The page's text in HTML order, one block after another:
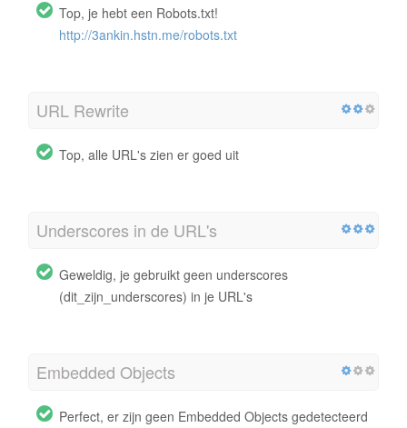
Top, je hebt een Robots.txt!
http://3ankin.hstn.me/robots.txt
URL Rewrite
Top, alle URL's zien er goed uit
Underscores in de URL's
Geweldig, je gebruikt geen underscores
(dit_zijn_underscores) in je URL's
Embedded Objects
Perfect, er zijn geen Embedded Objects gedetecteerd